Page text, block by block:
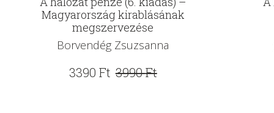
Magyarország kirablásának
megszervezése
Borvendég Zsuzsanna
3990Ft
Original
3390 Ft
Current